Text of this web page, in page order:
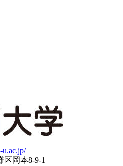
u.ac.jp/
区岡本8-9-1